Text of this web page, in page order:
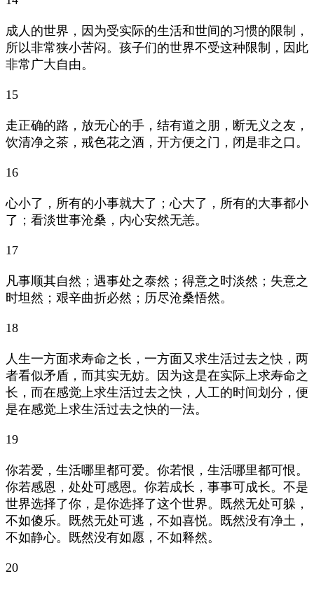
成人的世界，因为受实际的生活和世间的习惯的限制，
所以非常狭小苦闷。孩子们的世界不受这种限制，因此
非常广大自由。
15
走正确的路，放无心的手，结有道之朋，断无义之友，
饮清净之茶，戒色花之酒，开方便之门，闭是非之口。
16
心小了，所有的小事就大了；心大了，所有的大事都小
了；看淡世事沧桑，内心安然无恙。
17
凡事顺其自然；遇事处之泰然；得意之时淡然；失意之
时坦然；艰辛曲折必然；历尽沧桑悟然。
18
人生一方面求寿命之长，一方面又求生活过去之快，两
者看似矛盾，而其实无妨。因为这是在实际上求寿命之
长，而在感觉上求生活过去之快，人工的时间划分，便
是在感觉上求生活过去之快的一法。
19
你若爱，生活哪里都可爱。你若恨，生活哪里都可恨。
你若感恩，处处可感恩。你若成长，事事可成长。不是
世界选择了你，是你选择了这个世界。既然无处可躲，
不如傻乐。既然无处可逃，不如喜悦。既然没有净土，
不如静心。既然没有如愿，不如释然。
20